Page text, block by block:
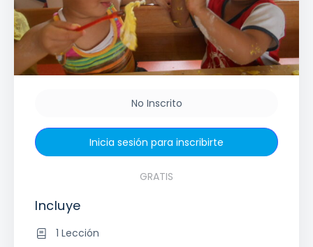
No Inscrito
Inicia sesión para inscribirte
GRATIS
Incluye
1 Lección